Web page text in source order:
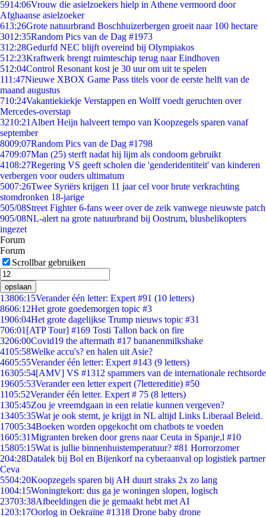
5914:06Vrouw die asielzoekers hielp in Athene vermoord door
Afghaanse asielzoeker
613:26Grote natuurbrand Boschhuizerbergen groeit naar 100 hectare
3012:35Random Pics van de Dag #1973
312:28Gedurfd NEC blijft overeind bij Olympiakos
512:23Kraftwerk brengt ruimteschip terug naar Eindhoven
512:04Control Resonant kost je 30 uur om uit te spelen
111:47Nieuwe XBOX Game Pass titels voor de eerste helft van de
maand augustus
710:24Vakantiekiekje Verstappen en Wolff voedt geruchten over
Mercedes-overstap
3210:21 Albert Heijn halveert tempo van Koopzegels sparen vanaf
september
8009:07Random Pics van de Dag #1798
4709:07Man (25) sterft nadat hij lijm als condoom gebruikt
4108:27Regering VS geeft scholen die 'genderidentiteit' van kinderen
verbergen voor ouders ultimatum
5007:26Twee Syriërs krijgen 11 jaar cel voor brute verkrachting
stomdronken 18-jarige
505/08Street Fighter 6-fans weer over de zeik vanwege nieuwste patch
905/08NL-alert na grote natuurbrand bij Oostrum, blushelikopters
ingezet
Forum
Forum
Scrollbar gebruiken
opslaan
13806:15Verander één letter: Expert #91 (10 letters)
8606:12Het grote goedemorgen topic #3
1906:04Het grote dagelijkse Trump nieuws topic #31
706:01 [ATP Tour] #169 Tosti Tallon back on fire
3206:00Covid19 the aftermath #17 bananenmilkshake
4105:58Welke accu's? en halen uit Asie?
4605:55Verander één letter: Expert #143 (9 letters)
16305:54[AMV] VS #1312 spammers van de internationale rechtsorde
19605:53Verander een letter expert (7lettereditie) #50
1105:52Verander één letter. Expert # 75 (8 letters)
1305:45Zou je vreemdgaan in een relatie kunnen vergeven?
13405:35Wat je ook stemt, je krijgt in NL altijd Links Liberaal Beleid.
17005:34Boeken worden opgekocht om chatbots te voeden
1605:31Migranten breken door grens naar Ceuta in Spanje,l #10
15805:15Wat is jullie binnenhuistemperatuur? #81 Horrorzomer
204:28Datalek bij Bol en Bijenkorf na cyberaanval op logistiek partner
Ceva
5504:20Koopzegels sparen bij AH duurt straks 2x zo lang
1004:15Woningtekort: dus ga je woningen slopen, logisch
23703:38Afbeeldingen die je gemaakt hebt met AI
1203:17Oorlog in Oekraïne #1318 Drone baby drone